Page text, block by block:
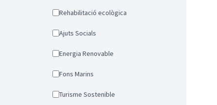
Rehabilitació ecològica
Ajuts Socials
Energia Renovable
Fons Marins
Turisme Sostenible